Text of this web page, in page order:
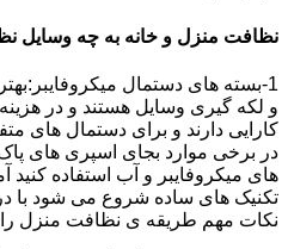
نظافت منزل و خانه به چه وسایل
1-بسته های دستمال
و لکه گیری وسایل هستند و در
کارایی دارند و برای دستمال های
در برخی موارد بجای اسپری های پاک
های میکروفایبر و آب استفاده
تکنیک های ساده شروع می شود با
نکات مهم طریقه ی نظافت منزل را